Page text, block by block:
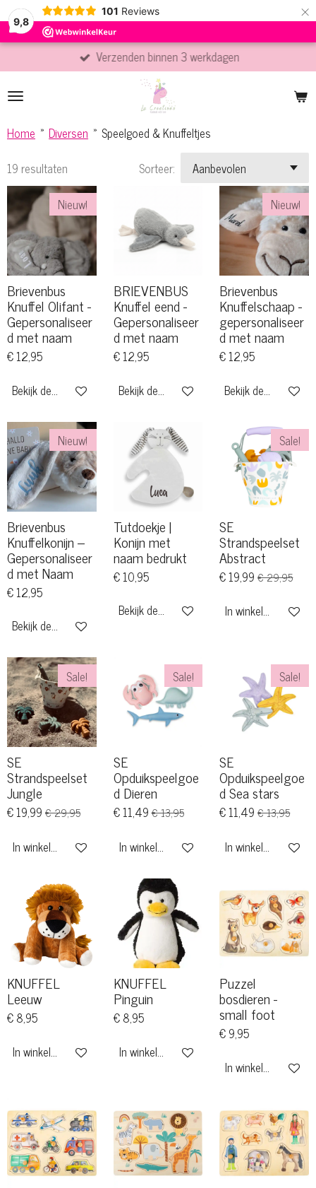
9,8
101 Reviews ×
Verzenden binnen 3 werkdagen
Home » Diversen » Speelgoed & Knuffeltjes
19 resultaten
Sorteer:
Nieuw!
Brievenbus
Knuffel Olifant -
Gepersonaliseer
d met naam
€ 12,95
Bekijk details
BRIEVENBUS
Knuffel eend -
Gepersonaliseer
d met naam
€ 12,95
Bekijk details
Nieuw!
Brievenbus
Knuffelschaap -
gepersonaliseer
d met naam
€ 12,95
Bekijk details
Nieuw!
Brievenbus
Knuffelkonijn –
Gepersonaliseer
d met Naam
€ 12,95
Bekijk details
Tutdoekje |
Konijn met
naam bedrukt
€ 10,95
Bekijk details
Sale!
SE
Strandspeelset
Abstract
€ 19,99 € 29,95
In winkelwagen
Sale!
SE
Strandspeelset
Jungle
€ 19,99 € 29,95
In winkelwagen
Sale!
SE
Opduikspeelgoe
d Dieren
€ 11,49€ 13,95
In winkelwagen
Sale!
SE
Opduikspeelgoe
d Sea stars
€ 11,49 € 13,95
In winkelwagen
KNUFFEL
Leeuw
€ 8,95
In winkelwagen
KNUFFEL
Pinguin
€ 8,95
In winkelwagen
Puzzel
bosdieren -
small foot
€ 9,95
In winkelwagen